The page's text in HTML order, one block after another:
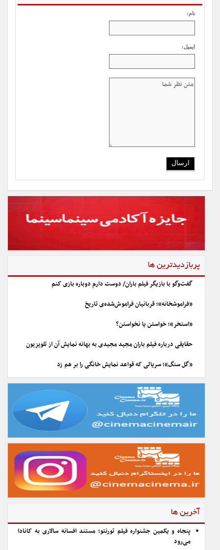
نام:
ایمیل:
پربازدیدترین ها
گفت‌وگو با بازیگر فیلم باران/ دوست دارم دوباره بازی کنم
«فراموشخانه»؛ قربانیان فراموش‌شده‌ی تاریخ
«استخر»؛ خواستن یا نخواستن؟
حقایقی درباره فیلم باران مجید مجیدی به بهانه نمایش آن از تلویزیون
«گل سنگ»؛ سریالی که قواعد نمایش خانگی را بر هم زد
آخرین ها
پنجاه و یکمین جشنواره فیلم تورنتو؛ مستند افسانه سالاری به کانادا
می‌رود